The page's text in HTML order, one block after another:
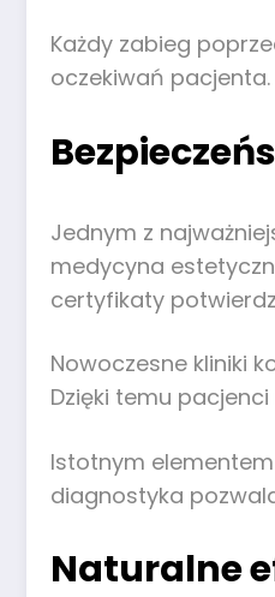
Każdy zabieg
oczekiwań pacjenta.
Jednym z
medycyna
certyfikaty
Nowoczesne kliniki
Dzięki temu
Istotnym
diagnostyka
Naturalne